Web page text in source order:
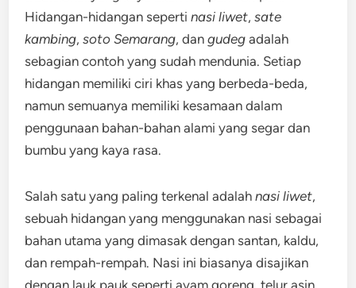
Hidangan-hidangan sepertinasi liwet,sate
kambing,soto Semarang, dangudeg adalah
sebagian contoh yang sudah mendunia. Setiap
hidangan memiliki ciri khas yang berbeda-beda,
namun semuanya memiliki kesamaan dalam
penggunaan bahan-bahan alami yang segar dan
bumbu yang kaya rasa.
Salah satu yang paling terkenal adalahnasi liwet,
sebuah hidangan yang menggunakan nasi sebagai
bahan utama yang dimasak dengan santan, kaldu,
dan rempah-rempah. Nasi ini biasanya disajikan